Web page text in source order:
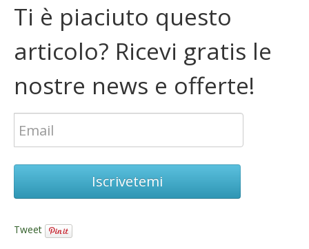
Ti è piaciuto questo
articolo? Ricevi gratis le
nostre news e offerte!
Iscrivetemi
Tweet